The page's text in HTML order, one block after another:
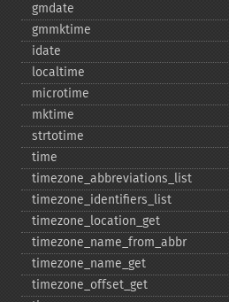
gmdate
gmmktime
idate
localtime
microtime
mktime
strtotime
time
timezone_​abbreviations_​list
timezone_​identifiers_​list
timezone_​location_​get
timezone_​name_​from_​abbr
timezone_​name_​get
timezone_​offset_​get